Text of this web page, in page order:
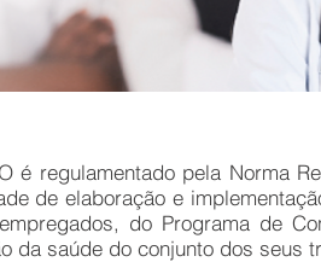
é regulamentado pela Norma
de elaboração e
do Programa de
da saúde do conjunto dos seus